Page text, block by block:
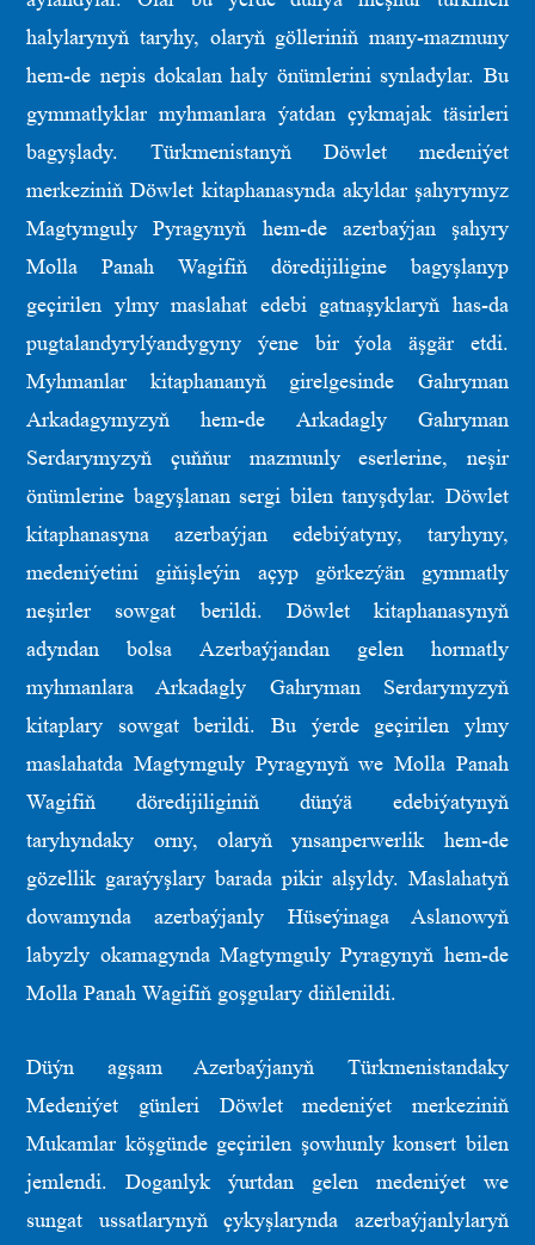
halylarynyň taryhy, olaryň gölleriniň many-mazmuny
hem-de nepis dokalan haly önümlerini synladylar. Bu
gymmatlyklar myhmanlara ýatdan çykmajak täsirleri
bagyşlady. Türkmenistanyň Döwlet medeniýet
merkeziniň Döwlet kitaphanasynda akyldar şahyrymyz
Magtymguly Pyragynyň hem-de azerbaýjan şahyry
Molla Panah Wagifiň döredijiligine bagyşlanyp
geçirilen ylmy maslahat edebi gatnaşyklaryň has-da
pugtalandyrylýandygyny ýene bir ýola äşgär etdi.
Myhmanlar kitaphananyň girelgesinde Gahryman
Arkadagymyzyň hem-de Arkadagly Gahryman
Serdarymyzyň çuňňur mazmunly eserlerine, neşir
önümlerine bagyşlanan sergi bilen tanyşdylar. Döwlet
kitaphanasyna azerbaýjan edebiýatyny, taryhyny,
medeniýetini giňişleýin açyp görkezýän gymmatly
neşirler sowgat berildi. Döwlet kitaphanasynyň
adyndan bolsa Azerbaýjandan gelen hormatly
myhmanlara Arkadagly Gahryman Serdarymyzyň
kitaplary sowgat berildi. Bu ýerde geçirilen ylmy
maslahatda Magtymguly Pyragynyň we Molla Panah
Wagifiň döredijiliginiň dünýä edebiýatynyň
taryhyndaky orny, olaryň ynsanperwerlik hem-de
gözellik garaýyşlary barada pikir alşyldy. Maslahatyň
dowamynda azerbaýjanly Hüseýinaga Aslanowyň
labyzly okamagynda Magtymguly Pyragynyň hem-de
Molla Panah Wagifiň goşgulary diňlenildi.
Düýn agşam Azerbaýjanyň Türkmenistandaky
Medeniýet günleri Döwlet medeniýet merkeziniň
Mukamlar köşgünde geçirilen şowhunly konsert bilen
jemlendi. Doganlyk ýurtdan gelen medeniýet we
sungat ussatlarynyň çykyşlarynda azerbaýjanlylaryň